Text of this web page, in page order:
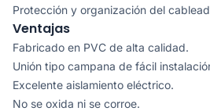
Protección y organización del
Ventajas
Fabricado en PVC de alta calidad.
Unión tipo campana de fácil
Excelente aislamiento eléctrico.
No se oxida ni se corroe.